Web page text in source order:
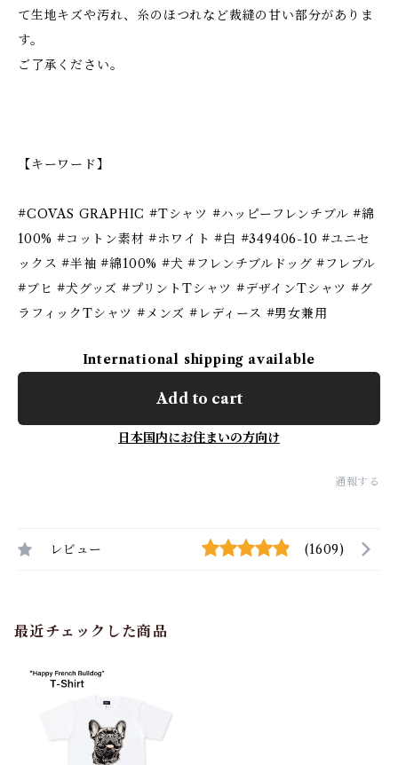
て生地キズや汚れ、糸のほつれなど裁縫の甘い部分がありま
す。
ご了承ください。
【キーワード】
#COVAS GRAPHIC #Tシャツ #ハッピーフレンチブル #綿
100% #コットン素材 #ホワイト #白 #349406-10 #ユニセ
ックス #半袖 #綿100% #犬 #フレンチブルドッグ #フレブル
#ブヒ #犬グッズ #プリントTシャツ #デザインTシャツ #グ
ラフィックTシャツ #メンズ #レディース #男女兼用
International shipping available
Add to cart
日本国内にお住まいの方向け
通報する
レビュー (1609)
最近チェックした商品